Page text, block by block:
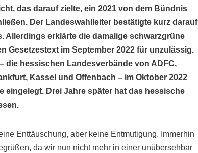
das darauf zielte, ein 2021 von dem Bündnis
Der Landeswahlleiter bestätigte kurz darauf
erklärte die damalige schwarzgrüne
Gesetzestext im September 2022 für unzulässig.
die hessischen Landesverbände von ADFC,
Kassel und Offenbach – im Oktober 2022
eingelegt. Drei Jahre später hat das hessische
Enttäuschung, aber keine Entmutigung. Immerhin
da wir nun nicht mehr in einer unübersehbar